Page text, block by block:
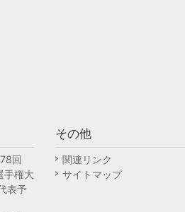
78回
手権大
表予
その他
関連リンク
サイトマップ